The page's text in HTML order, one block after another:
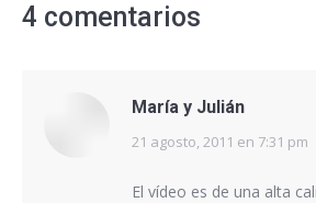
4 comentarios
María y Julián
dice:
21 agosto, 2011 en 7:31 pm
El vídeo es de una alta